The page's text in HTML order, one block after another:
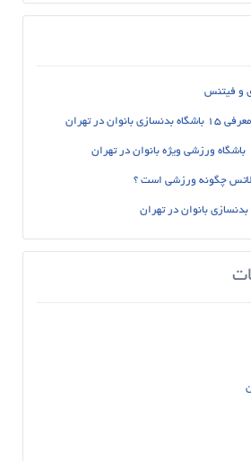
و فیتنس
معرفی 15 باشگاه بدنسازی بانوان در تهران
چگونه ورزشی است ؟